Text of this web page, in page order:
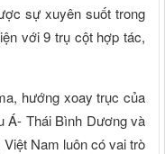
sự xuyên suốt trong
với 9 trụ cột hợp tác,
hướng xoay trục của
Á- Thái Bình Dương và
Nam luôn có vai trò